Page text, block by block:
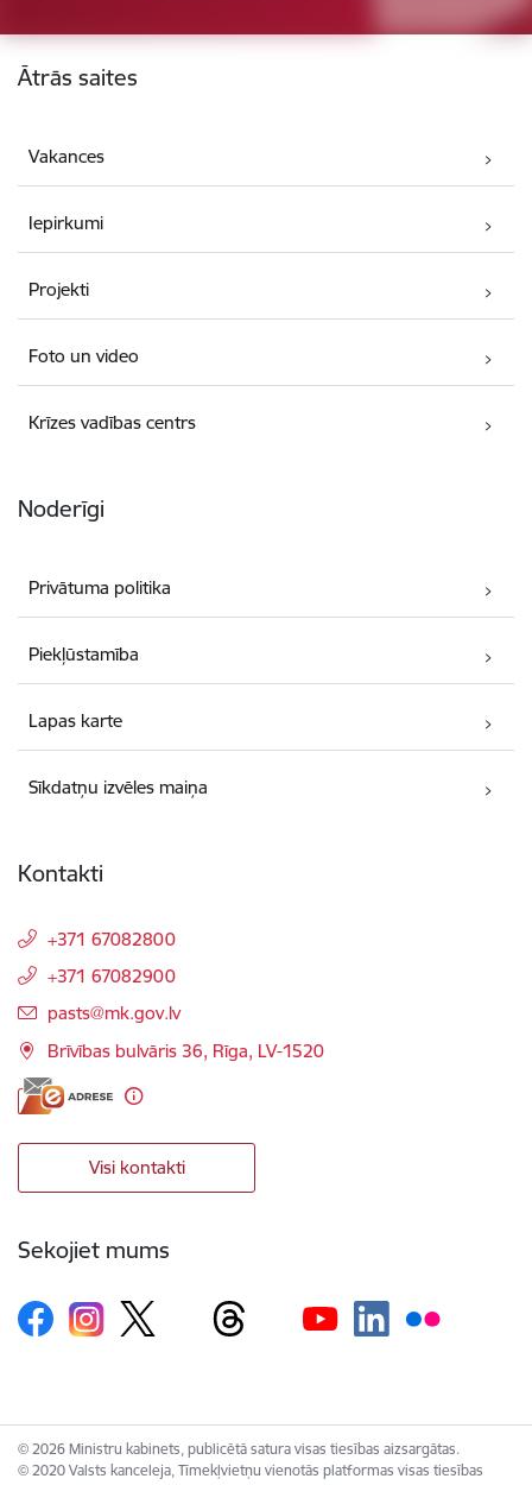
Kājene
Ātrās saites
Vakances
Iepirkumi
Projekti
Foto un video
Krīzes vadības centrs
Noderīgi
Privātuma politika
Piekļūstamība
Lapas karte
Sīkdatņu izvēles maiņa
Kontakti
+371 67082800
+371 67082900
E-pasts:
pasts@mk.gov.lv
Brīvības bulvāris 36, Rīga, LV-1520
Visi kontakti
Sekojiet mums
© 2026 Ministru kabinets, publicētā satura visas tiesības aizsargātas.
© 2020 Valsts kanceleja, Tīmekļvietņu vienotās platformas visas tiesības